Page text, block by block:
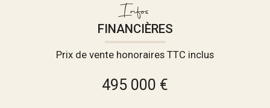
Infos
FINANCIÈRES
Prix de vente honoraires TTC inclus
495 000 €